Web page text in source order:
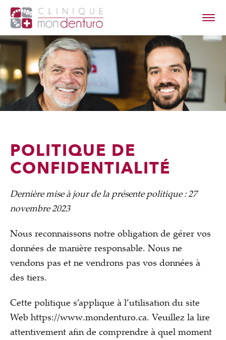
à propos
les denturos
contact
POLITIQUE DE
CONFIDENTIALITÉ
Dernière mise à jour de la présente politique : 27
novembre 2023
Nous reconnaissons notre obligation de gérer vos
données de manière responsable. Nous ne
vendons pas et ne vendrons pas vos données à
des tiers.
Cette politique s’applique à l’utilisation du site
Web https://www.mondenturo.ca. Veuillez la lire
attentivement afin de comprendre à quel moment